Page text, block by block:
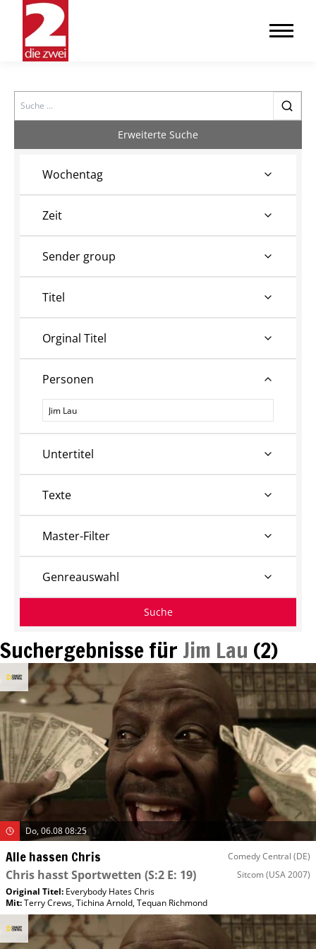
Search
Suchergebnisse für Jim Lau (2)
Do, 06.08 08:25
Alle hassen Chris Comedy Central (DE)
Chris hasst Sportwetten (S:2 E: 19) Sitcom (USA 2007)
Original Titel: Everybody Hates Chris
Mit:Terry Crews,Tichina Arnold,Tequan Richmond
Erweiterte Suche
Wochentag
Zeit
Sender group
Titel
Orginal Titel
Personen
Personen
Untertitel
Texte
Master-Filter
Genreauswahl
Suche